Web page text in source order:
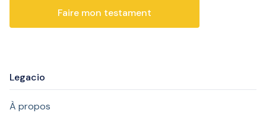
Faire mon testament
Legacio
À propos